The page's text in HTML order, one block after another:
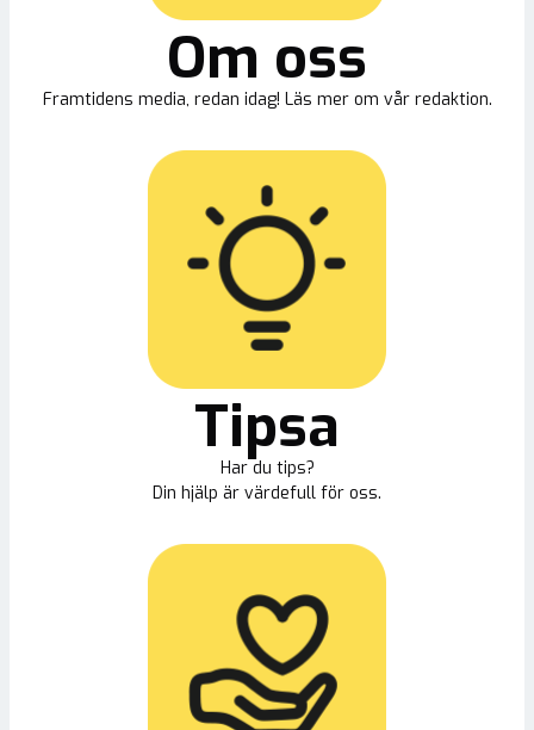
Om oss
Framtidens media, redan idag! Läs mer om vår redaktion.
Tipsa
Har du tips?
Din hjälp är värdefull för oss.